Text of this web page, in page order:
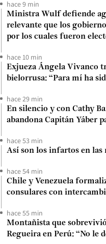
hace 9 min
Ministra Wulf defiende
relevante que los
por los cuales fueron
hace 10 min
Exjueza Ángela Vivanco
bielorrusa: “Para mí ha
hace 29 min
En silencio y con Cathy
abandona Capitán Yáber
hace 53 min
Así son los infartos en las
hace 54 min
Chile y Venezuela
consulares con
hace 55 min
Montañista que
Regueira en Perú: “No le